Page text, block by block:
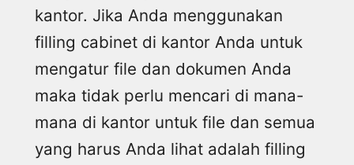
kantor. Jika Anda menggunakan
filling cabinet di kantor Anda untuk
mengatur file dan dokumen Anda
maka tidak perlu mencari di mana-
mana di kantor untuk file dan semua
yang harus Anda lihat adalah filling